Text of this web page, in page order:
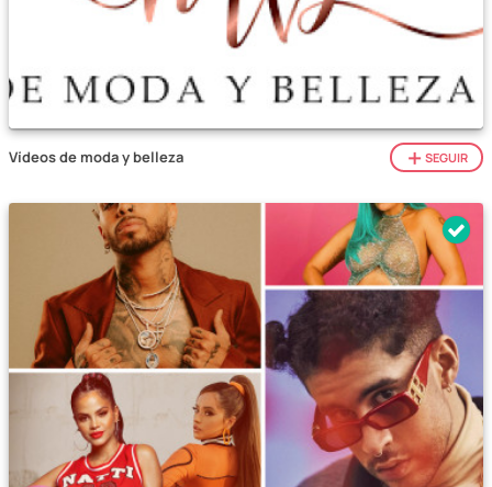
Vídeos de moda y belleza SEGUIR